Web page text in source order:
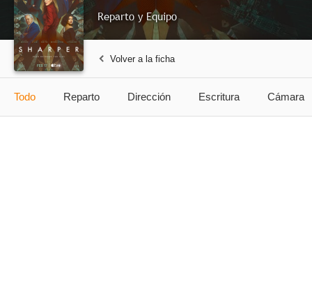
Reparto y Equipo
Volver a la ficha
Todo Reparto Dirección Escritura Cámara